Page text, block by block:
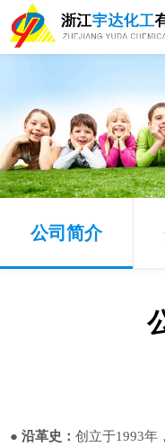
公司简介
● 沿革史：创立于1993年